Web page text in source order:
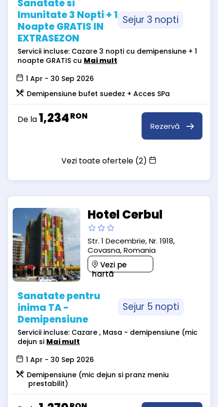
Sanatate si
Imunitate 3 Nopti + 1
Noapte GRATIS IN
EXTRASEZON
Sejur 3 nopti
Servicii incluse: Cazare 3 nopti cu demipensiune + 1
noapte GRATIS cu Mai mult
1 Apr - 30 Sep 2026
Demipensiune bufet suedez + Acces SPa
De la1,234RON
Rezervă
Vezi toate ofertele (2)
Hotel Cerbul
Str. 1 Decembrie, Nr. 1918,
Covasna, Romania
Vezi pe
hartă
Sanatate pentru
inima TA -
Demipensiune
Sejur 5 nopti
Servicii incluse: Cazare , Masa - demipensiune (mic
dejun si Mai mult
1 Apr - 30 Sep 2026
Demipensiune (mic dejun si pranz meniu
prestabilit)